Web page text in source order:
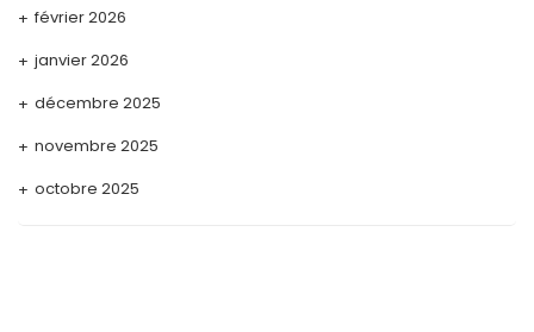
février 2026
janvier 2026
décembre 2025
novembre 2025
octobre 2025